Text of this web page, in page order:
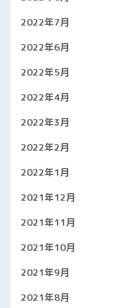
2022年7月
2022年6月
2022年5月
2022年4月
2022年3月
2022年2月
2022年1月
2021年12月
2021年11月
2021年10月
2021年9月
2021年8月